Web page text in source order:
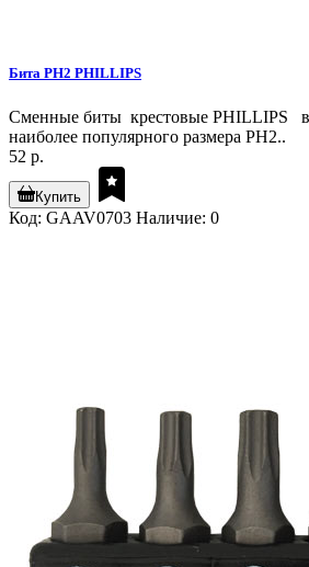
Бита PH2 PHILLIPS
Сменные биты крестовые PHILLIPS
наиболее популярного размера PH2..
52 р.
Купить
Код: GAAV0703 Наличие: 0